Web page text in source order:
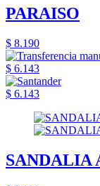
PARAISO
$ 8.190
$ 6.143
$ 6.143
SANDALIA